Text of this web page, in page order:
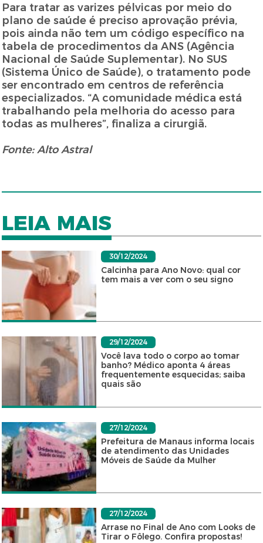
Para tratar as varizes pélvicas por meio do
plano de saúde é preciso aprovação prévia,
pois ainda não tem um código específico na
tabela de procedimentos da ANS (Agência
Nacional de Saúde Suplementar). No SUS
(Sistema Único de Saúde), o tratamento pode
ser encontrado em centros de referência
especializados. “A comunidade médica está
trabalhando pela melhoria do acesso para
todas as mulheres”, finaliza a cirurgiã.
Fonte: Alto Astral
LEIA MAIS
30/12/2024
Calcinha para Ano Novo: qual cor
tem mais a ver com o seu signo
29/12/2024
Você lava todo o corpo ao tomar
banho? Médico aponta 4 áreas
frequentemente esquecidas; saiba
quais são
27/12/2024
Prefeitura de Manaus informa locais
de atendimento das Unidades
Móveis de Saúde da Mulher
27/12/2024
Arrase no Final de Ano com Looks de
Tirar o Fôlego. Confira propostas!